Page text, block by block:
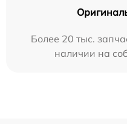
Более 20 тыс.
наличии на